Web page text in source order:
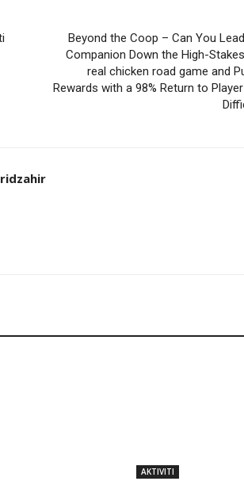
Beyond the Coop – Can You
Companion Down the High-
real chicken road game and
Rewards with a 98% Return to
AKTIVITI